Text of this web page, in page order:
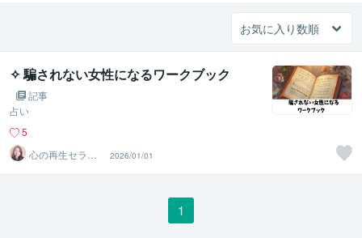
✧ 騙されない女性になるワークブック
記事
占い
5
心の再生セラピ
スト YASUKO
2026/01/01
1